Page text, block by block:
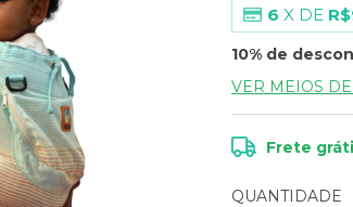
6 X DE
10% de
VER MEIOS
Frete
QUANTIDADE